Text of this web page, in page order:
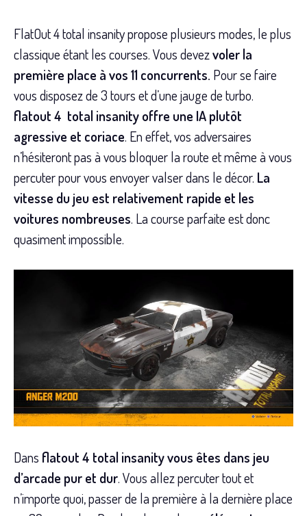
FlatOut 4 total insanity propose plusieurs modes, le plus
classique étant les courses. Vous devezvoler la
première place à vos 11 concurrents. Pour se faire
vous disposez de 3 tours et d’une jauge de turbo.
flatout 4 total insanity offre une IA plutôt
agressive et coriace. En effet, vos adversaires
n’hésiteront pas à vous bloquer la route et même à vous
percuter pour vous envoyer valser dans le décor. La
vitesse du jeu est relativement rapide et les
voitures nombreuses. La course parfaite est donc
quasiment impossible.
Dans flatout 4 total insanity vous êtes dans jeu
d’arcade pur et dur. Vous allez percuter tout et
n’importe quoi, passer de la première à la dernière place